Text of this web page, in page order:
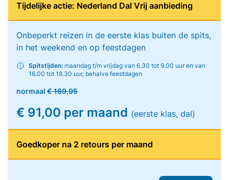
Tijdelijke actie: Nederland Dal Vrij aanbieding
Onbeperkt reizen in de eerste klas buiten de spits,
in het weekend en op feestdagen
Spitstijden: maandag t/m vrijdag van 6.30 tot 9.00 uur en van
16.00 tot 18.30 uur, behalve feestdagen
normaal € 169,95
€ 91,00 per maand (eerste klas, dal)
Goedkoper na 2 retours per maand